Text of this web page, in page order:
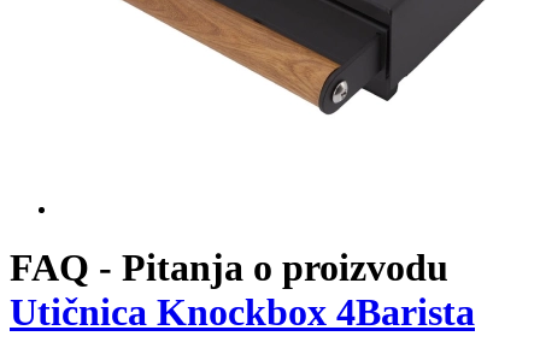
FAQ - Pitanja o proizvodu
Utičnica Knockbox 4Barista